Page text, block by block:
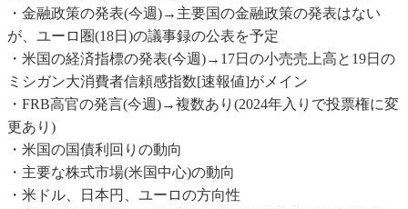
・金融政策の発表(今週)→主要国の金融政策の発表はない
が、ユーロ圏(18日)の議事録の公表を予定
・米国の経済指標の発表(今週)→17日の小売売上高と19日の
ミシガン大消費者信頼感指数[速報値]がメイン
・FRB高官の発言(今週)→複数あり(2024年入りで投票権に変
更あり)
・米国の国債利回りの動向
・主要な株式市場(米国中心)の動向
・米ドル、日本円、ユーロの方向性